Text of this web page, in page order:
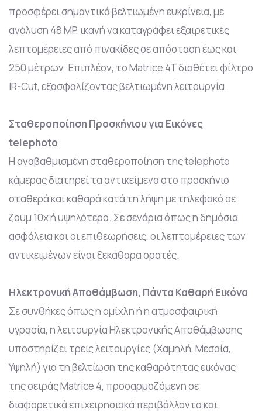
προσφέρει σημαντικά βελτιωμένη ευκρίνεια, με
ανάλυση 48 MP, ικανή να καταγράφει εξαιρετικές
λεπτομέρειες από πινακίδες σε απόσταση έως και
250 μέτρων. Επιπλέον, το Matrice 4T διαθέτει φίλτρο
IR-Cut, εξασφαλίζοντας βελτιωμένη λειτουργία.
Σταθεροποίηση Προσκήνιου για Εικόνες
telephoto
Η αναβαθμισμένη σταθεροποίηση της telephoto
κάμερας διατηρεί τα αντικείμενα στο προσκήνιο
σταθερά και καθαρά κατά τη λήψη με τηλεφακό σε
ζουμ 10x ή υψηλότερο. Σε σενάρια όπως η δημόσια
ασφάλεια και οι επιθεωρήσεις, οι λεπτομέρειες των
αντικειμένων είναι ξεκάθαρα ορατές.
Ηλεκτρονική Αποθάμβωση, Πάντα Καθαρή Εικόνα
Σε συνθήκες όπως η ομίχλη ή η ατμοσφαιρική
υγρασία, η λειτουργία Ηλεκτρονικής Αποθάμβωσης
υποστηρίζει τρεις λειτουργίες (Χαμηλή, Μεσαία,
Υψηλή) για τη βελτίωση της καθαρότητας εικόνας
της σειράς Matrice 4, προσαρμοζόμενη σε
διαφορετικά επιχειρησιακά περιβάλλοντα και